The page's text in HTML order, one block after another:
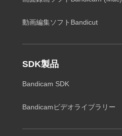
動画編集ソフトBandicut
SDK製品
Bandicam SDK
Bandicamビデオライブラリー